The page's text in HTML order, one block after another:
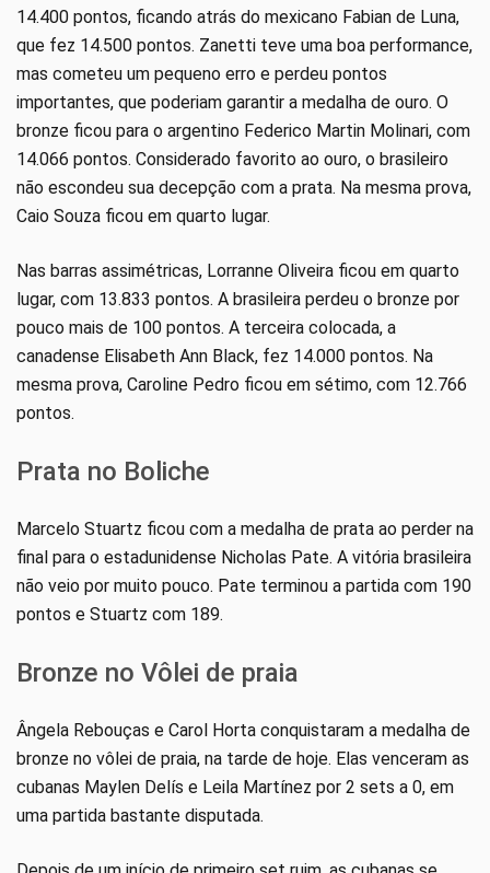
14.400 pontos, ficando atrás do mexicano Fabian de Luna,
que fez 14.500 pontos. Zanetti teve uma boa performance,
mas cometeu um pequeno erro e perdeu pontos
importantes, que poderiam garantir a medalha de ouro. O
bronze ficou para o argentino Federico Martin Molinari, com
14.066 pontos. Considerado favorito ao ouro, o brasileiro
não escondeu sua decepção com a prata. Na mesma prova,
Caio Souza ficou em quarto lugar.
Nas barras assimétricas, Lorranne Oliveira ficou em quarto
lugar, com 13.833 pontos. A brasileira perdeu o bronze por
pouco mais de 100 pontos. A terceira colocada, a
canadense Elisabeth Ann Black, fez 14.000 pontos. Na
mesma prova, Caroline Pedro ficou em sétimo, com 12.766
pontos.
Prata no Boliche
Marcelo Stuartz ficou com a medalha de prata ao perder na
final para o estadunidense Nicholas Pate. A vitória brasileira
não veio por muito pouco. Pate terminou a partida com 190
pontos e Stuartz com 189.
Bronze no Vôlei de praia
Ângela Rebouças e Carol Horta conquistaram a medalha de
bronze no vôlei de praia, na tarde de hoje. Elas venceram as
cubanas Maylen Delís e Leila Martínez por 2 sets a 0, em
uma partida bastante disputada.